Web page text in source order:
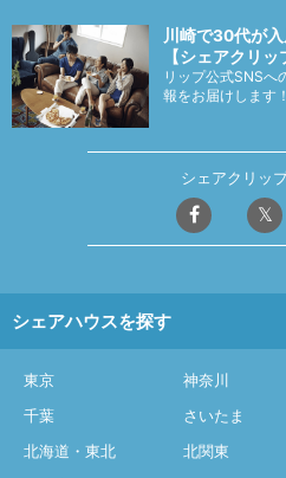
川崎で30代が
【シェアクリッ
リップ公式SNSへ
報をお届けします！
シェアクリッ
シェアハウスを探す
東京 神奈川
千葉
さいたま
北海道・東北
北関東